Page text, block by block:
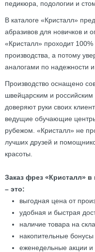
педикюра, подологии и
В каталоге «Кристалл»
абразивов для новичков и
«Кристалл» проходит 100%
производства, а потому
аналогами по надежности и
Производство оснащено
швейцарским и
доверяют руки своих
ведущие обучающие
рубежом. «Кристалл» не
лучших друзей и
красоты.
Заказ фрез «Кристалл»
– это:
выгодная цена от
удобная и быстрая
наличие товара на
накопительные
еженедельные акции и